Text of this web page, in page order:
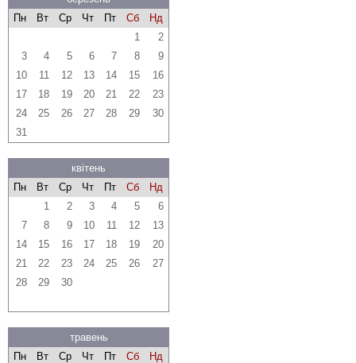
Пн
Вт Ср Чт Пт Сб
Нд
1
2
3
4 5 6 7 8
9
10
11 12 13 14 15
16
17
18 19 20 21 22
23
24
25 26 27 28 29
30
31
квітень
Пн
Вт Ср Чт Пт Сб
Нд
1
2 3 4 5
6
7
8 9 10 11 12
13
14
15 16 17 18 19
20
21
22 23 24 25 26
27
28
29 30
травень
Пн
Вт Ср Чт Пт Сб
Нд